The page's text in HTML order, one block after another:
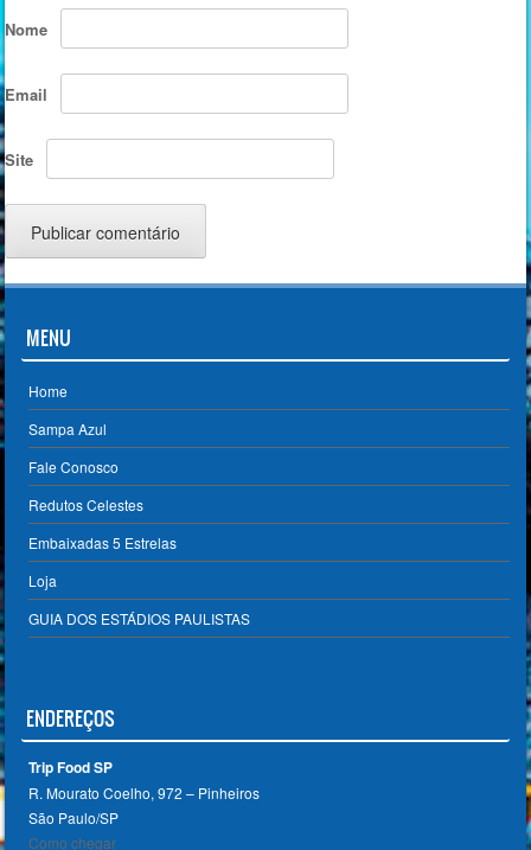
Nome
Email
Site
MENU
Home
Sampa Azul
Fale Conosco
Redutos Celestes
Embaixadas 5 Estrelas
Loja
GUIA DOS ESTÁDIOS PAULISTAS
ENDEREÇOS
Trip Food SP
R. Mourato Coelho, 972 – Pinheiros
São Paulo/SP ‎
Como chegar